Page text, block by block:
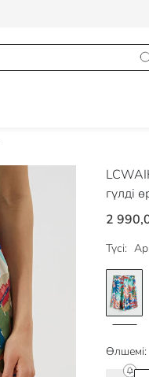
гүлді
2
Түсі:
Өлшемі: